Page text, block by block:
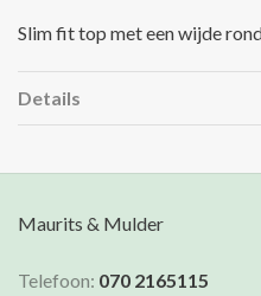
Slim fit top met een wijde
Details
Maurits & Mulder
Telefoon: 070 2165115